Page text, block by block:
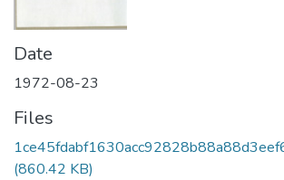
Date
1972-08-23
Files
(860.42 KB)